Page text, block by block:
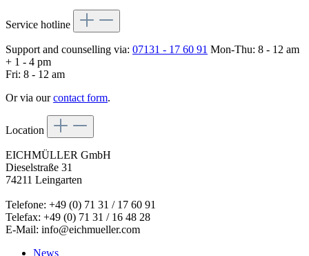
Service hotline
Support and counselling via: 07131 - 17 60 91 Mon-Thu: 8 - 12 am
+ 1 - 4 pm
Fri: 8 - 12 am
Or via ourcontact form.
Location
EICHMÜLLER GmbH
Dieselstraße 31
74211 Leingarten
Telefone: +49 (0) 71 31 / 17 60 91
Telefax: +49 (0) 71 31 / 16 48 28
E-Mail: info@eichmueller.com
News